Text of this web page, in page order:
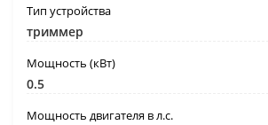
Тип устройства
триммер
Мощность (кВт)
0.5
Мощность двигателя в л.с.